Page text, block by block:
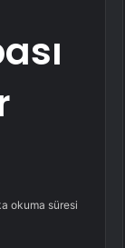
okuma süresi